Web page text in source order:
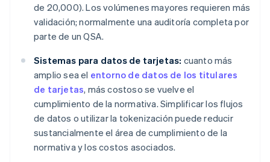
de 20,000). Los volúmenes mayores requieren más
validación; normalmente una auditoría completa por
parte de un QSA.
Sistemas para datos de tarjetas: cuanto más
amplio sea el entorno de datos de los titulares
de tarjetas, más costoso se vuelve el
cumplimiento de la normativa. Simplificar los flujos
de datos o utilizar la tokenización puede reducir
sustancialmente el área de cumplimiento de la
normativa y los costos asociados.